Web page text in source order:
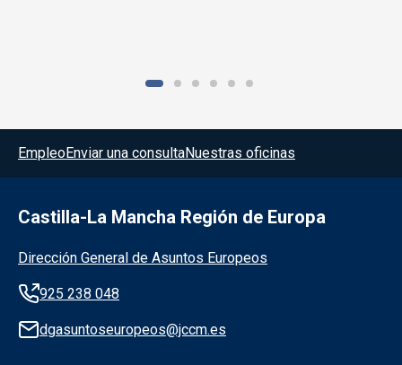
Menú del pie
EmpleoEnviar una consultaNuestras oficinas
Castilla-La Mancha Región de Europa
Información de la institución
Dirección General de Asuntos Europeos
925 238 048
dgasuntoseuropeos@jccm.es